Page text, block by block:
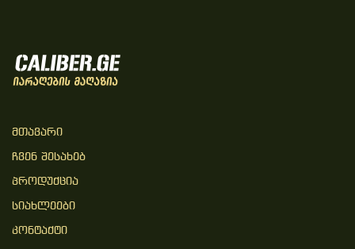
Მთავარი
Ჩვენ Შესახებ
Პროდუქცია
Სიახლეები
Კონტაქტი